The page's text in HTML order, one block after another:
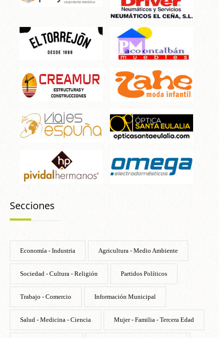
Secciones
Economía - Industria Agricultura - Medio Ambiente
Sociedad - Cultura - Religión Partidos Políticos
Trabajo - Comercio Información Municipal
Salud - Medicina - Ciencia Mujer - Familia - Tercera Edad